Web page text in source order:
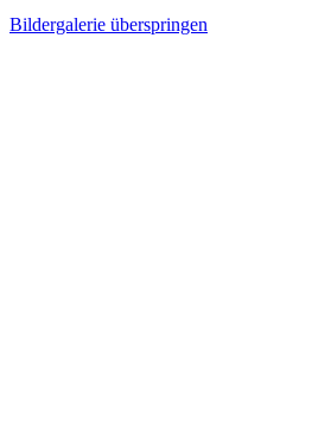
Bildergalerie überspringen